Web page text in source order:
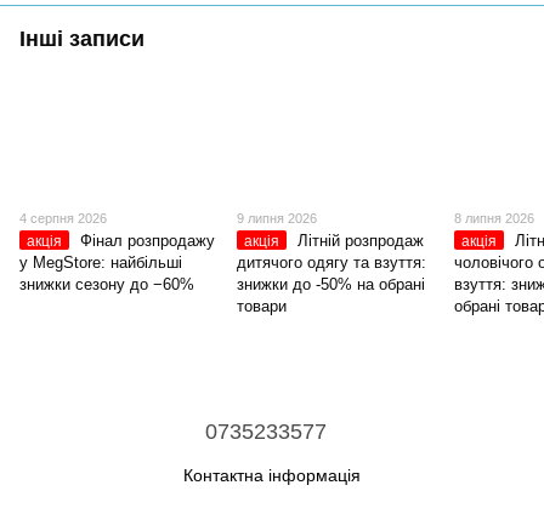
Інші записи
4 серпня 2026
акція
Фінал розпродажу
у MegStore: найбільші
знижки сезону до −60%
9 липня 2026
акція
Літній розпродаж
дитячого одягу та взуття:
знижки до -50% на обрані
товари
8 липня 2026
акція
чоловічого
взуття:
обрані
0735233577
Контактна інформація